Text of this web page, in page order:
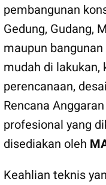
pembangunan
Gedung, Gudang,
maupun
mudah di lakukan,
perencanaan,
Rencana
profesional yang
disediakan oleh
Keahlian teknis